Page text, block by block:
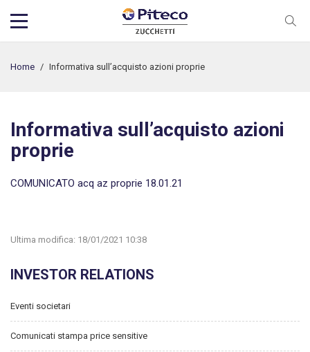
Home / Informativa sull’acquisto azioni proprie
Informativa sull’acquisto azioni
proprie
COMUNICATO acq az proprie 18.01.21
Ultima modifica: 18/01/2021 10:38
INVESTOR RELATIONS
Eventi societari
Comunicati stampa price sensitive